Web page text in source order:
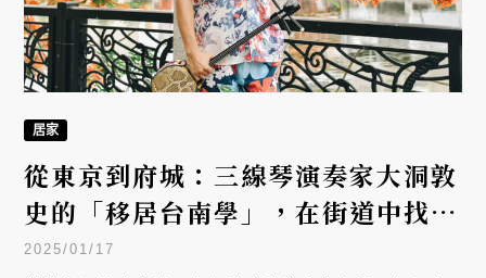
居家
從東京到府城：三線琴演奏家大洞敦
史的「移居台南學」，在街道中找回
靈魂的平衡
2025/01/17